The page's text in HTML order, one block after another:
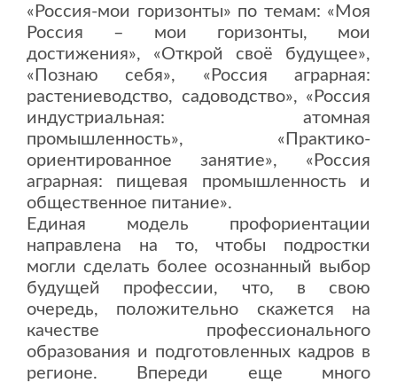
«Россия-мои горизонты» по темам: «Моя
Россия – мои горизонты, мои
достижения», «Открой своё будущее»,
«Познаю себя», «Россия аграрная:
растениеводство, садоводство», «Россия
индустриальная: атомная
промышленность», «Практико-
ориентированное занятие», «Россия
аграрная: пищевая промышленность и
общественное питание».
Единая модель профориентации
направлена на то, чтобы подростки
могли сделать более осознанный выбор
будущей профессии, что, в свою
очередь, положительно скажется на
качестве профессионального
образования и подготовленных кадров в
регионе. Впереди еще много